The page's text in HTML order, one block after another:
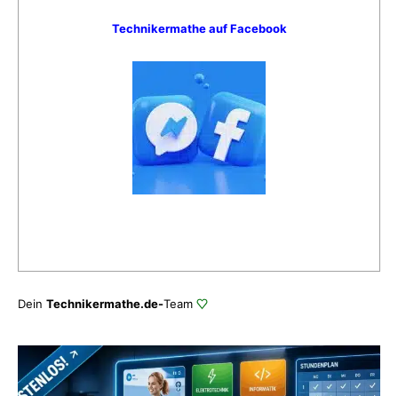
Technikermathe auf Facebook
Dein Technikermathe.de-Team